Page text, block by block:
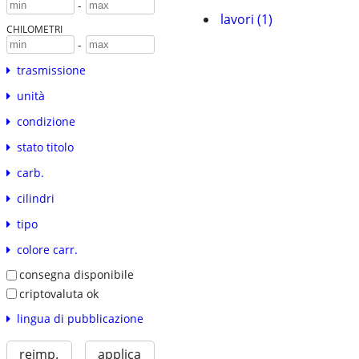
-
CHILOMETRI
-
trasmissione
unità
condizione
stato titolo
carb.
cilindri
tipo
colore carr.
consegna disponibile
criptovaluta ok
lingua di pubblicazione
reimp. applica
lavori (1)